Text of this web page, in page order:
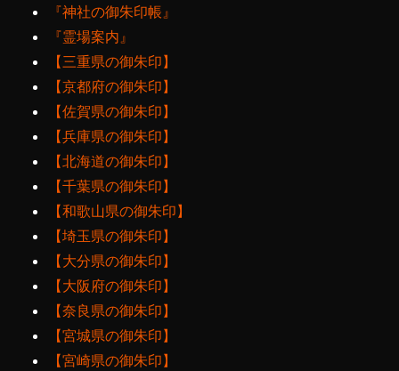
『神社の御朱印帳』
『霊場案内』
【三重県の御朱印】
【京都府の御朱印】
【佐賀県の御朱印】
【兵庫県の御朱印】
【北海道の御朱印】
【千葉県の御朱印】
【和歌山県の御朱印】
【埼玉県の御朱印】
【大分県の御朱印】
【大阪府の御朱印】
【奈良県の御朱印】
【宮城県の御朱印】
【宮崎県の御朱印】